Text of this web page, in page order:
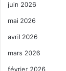
juin 2026
mai 2026
avril 2026
mars 2026
février 2026